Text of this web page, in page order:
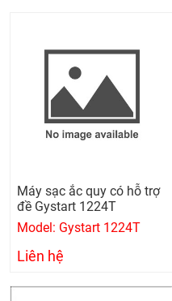
Máy sạc ắc quy có hỗ trợ
đề Gystart 1224T
Model: Gystart 1224T
Liên hệ